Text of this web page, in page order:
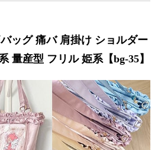
ッグ 痛バ 肩掛け ショルダー
量産型 フリル 姫系【bg-35】